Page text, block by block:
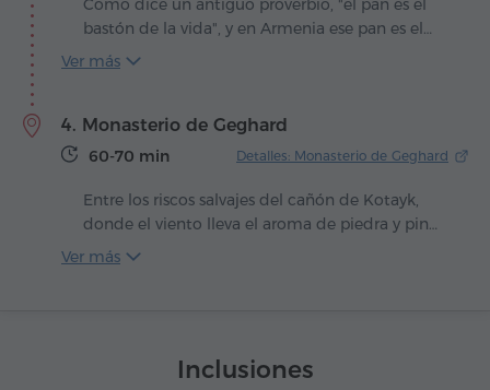
Como dice un antiguo proverbio, "el pan es el
bastón de la vida", y en Armenia ese pan es el
lavash. Delgado y suave, horneado en el
y la vida cotidiana armenia. No es solo
alimento: es un símbolo de hospitalidad, de
transmitidas de generación en generación.
Ver más
4. Monasterio de Geghard
60-70 min Detalles: Monasterio de Geghard
Entre los riscos salvajes del cañón de Kotayk,
donde el viento lleva el aroma de piedra y pino,
aparece el monasterio de Geghard, como si la
de himnos milenarios.
Ver más
Inclusiones